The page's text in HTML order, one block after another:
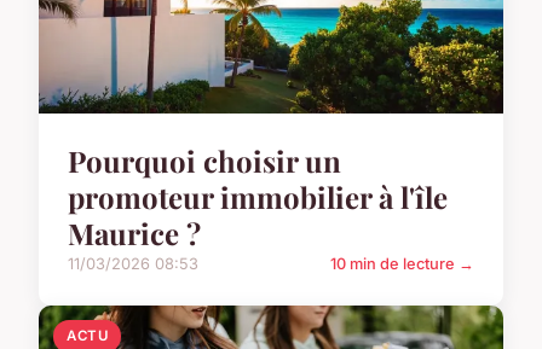
Pourquoi choisir un
promoteur immobilier à l'île
Maurice ?
11/03/2026 08:53 10 min de lecture →
ACTU